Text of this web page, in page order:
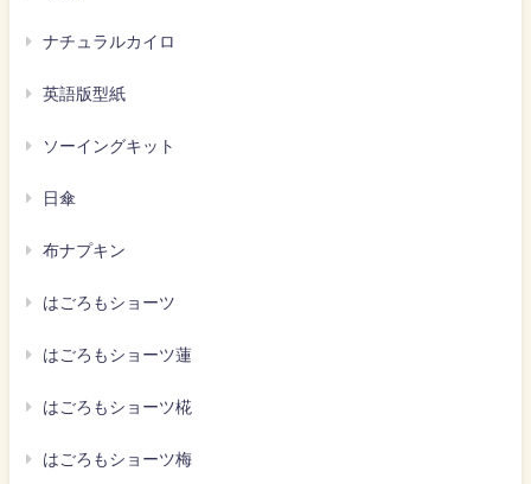
ナチュラルカイロ
英語版型紙
ソーイングキット
日傘
布ナプキン
はごろもショーツ
はごろもショーツ蓮
はごろもショーツ椛
はごろもショーツ梅